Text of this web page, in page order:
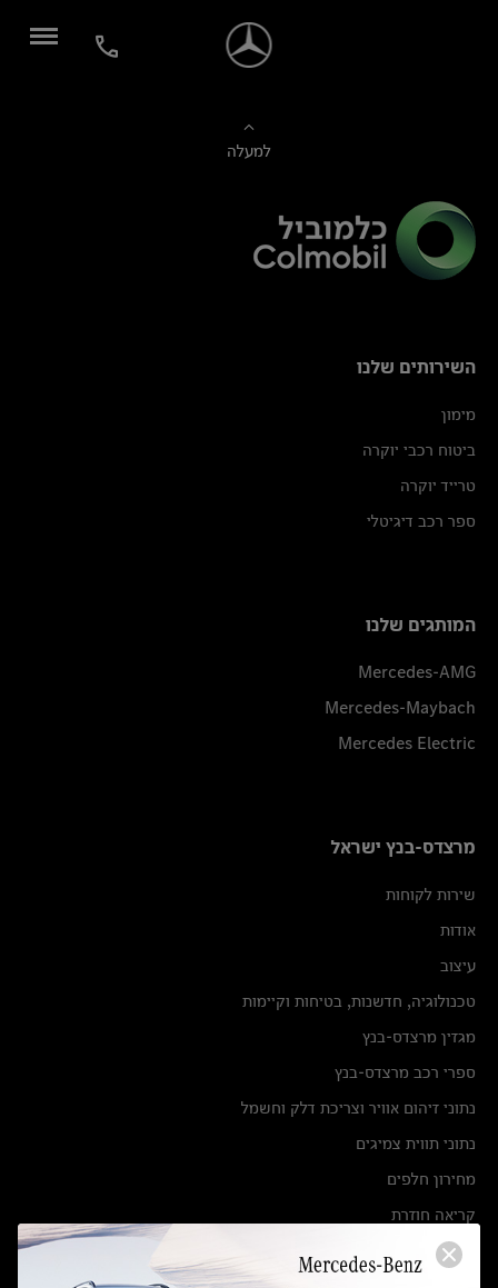
למעלה
השירותים שלנו
מימון
ביטוח רכבי יוקרה
טרייד יוקרה
ספר רכב דיגיטלי
המותגים שלנו
Mercedes-AMG
Mercedes-Maybach
Mercedes Electric
מרצדס-בנץ ישראל
שירות לקוחות
אודות
עיצוב
טכנולוגיה, חדשנות, בטיחות וקיימות
מגזין מרצדס-בנץ
ספרי רכב מרצדס-בנץ
נתוני זיהום אוויר וצריכת דלק וחשמל
נתוני תווית צמיגים
מחירון חלפים
קריאה חוזרת
הודעה על הטבות לרכבי מרצדס בהסדר פשרה בתצ 56447-02-19